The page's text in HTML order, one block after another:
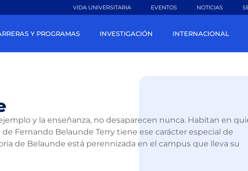
VIDA UNIVERSITARIA EVENTOS NOTICIAS
Y PROGRAMAS INVESTIGACIÓN INTERNACIONAL
y la enseñanza, no desaparecen nunca. Habitan en
Fernando Belaunde Terry tiene ese carácter especial de
de Belaunde está perennizada en el campus que lleva su